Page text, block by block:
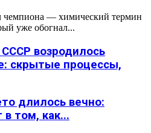
чемпиона — химический термин
уже обогнал...
возродилось
скрытые процессы,
длилось вечно:
том, как...